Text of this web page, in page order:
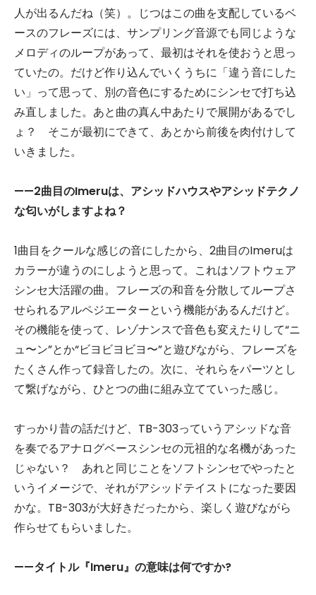
人が出るんだね（笑）。じつはこの曲を支配しているベ
ースのフレーズには、サンプリング音源でも同じような
メロディのループがあって、最初はそれを使おうと思っ
ていたの。だけど作り込んでいくうちに「違う音にした
い」って思って、別の音色にするためにシンセで打ち込
み直しました。あと曲の真ん中あたりで展開があるでし
ょ？ そこが最初にできて、あとから前後を肉付けして
いきました。
——2曲目のImeruは、アシッドハウスやアシッドテクノ
な匂いがしますよね？
1曲目をクールな感じの音にしたから、2曲目のImeruは
カラーが違うのにしようと思って。これはソフトウェア
シンセ大活躍の曲。フレーズの和音を分散してループさ
せられるアルペジエーターという機能があるんだけど。
その機能を使って、レゾナンスで音色も変えたりして“ニ
ュ〜ン”とか“ビヨビヨビヨ〜”と遊びながら、フレーズを
たくさん作って録音したの。次に、それらをパーツとし
て繋げながら、ひとつの曲に組み立てていった感じ。
すっかり昔の話だけど、TB-303っていうアシッドな音
を奏でるアナログベースシンセの元祖的な名機があった
じゃない？ あれと同じことをソフトシンセでやったと
いうイメージで、それがアシッドテイストになった要因
かな。TB-303が大好きだったから、楽しく遊びながら
作らせてもらいました。
——タイトル『Imeru』の意味は何ですか?